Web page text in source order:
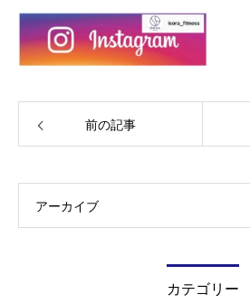
前の記事
アーカイブ
カテゴリー